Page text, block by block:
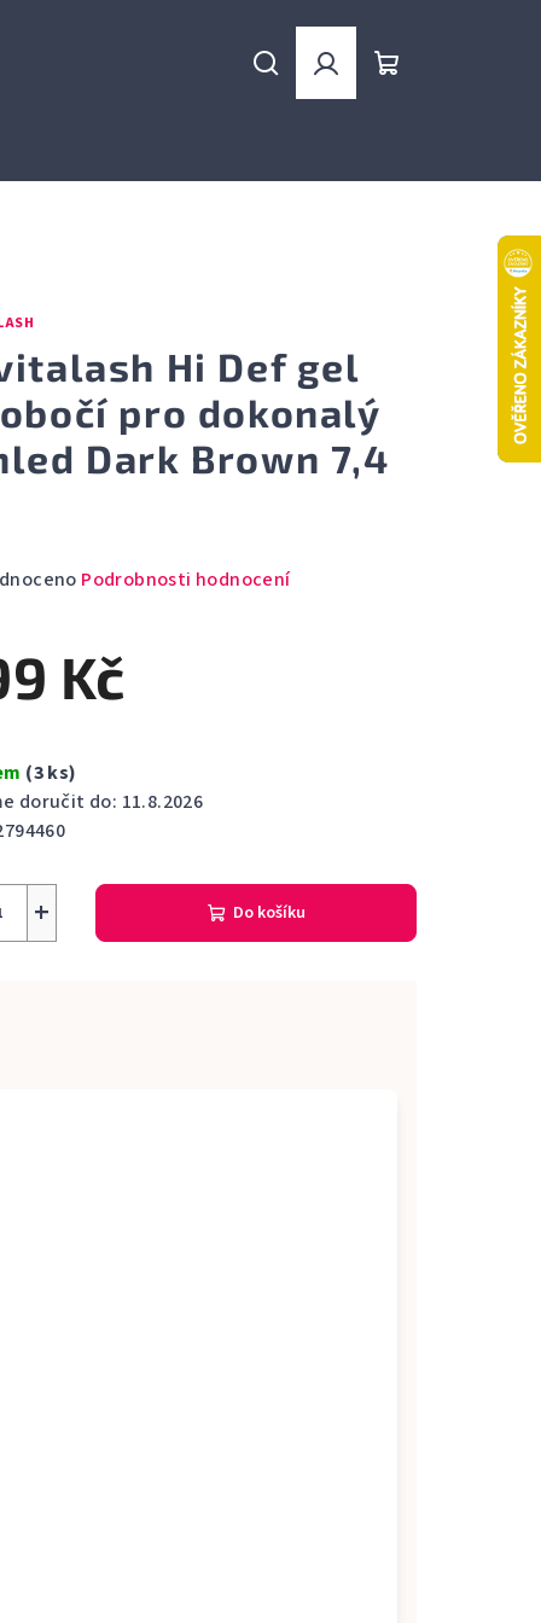
HledatPřihlášení
Hi Def gel
pro dokonalý
Dark Brown 7,4
Podrobnosti hodnocení
Kč
(3 ks)
doručit do: 11.8.2026
+ Do košíku